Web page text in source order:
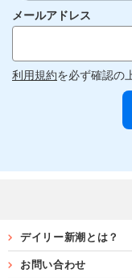
メールアドレス
利用規約を必ず確認の
デイリー新潮とは？
お問い合わせ